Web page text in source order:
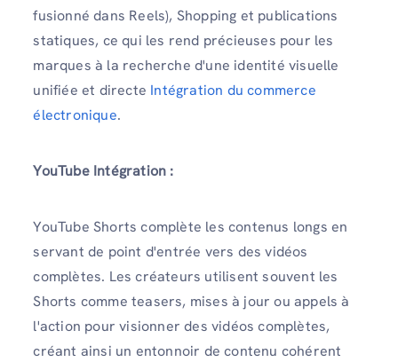
fusionné dans Reels), Shopping et publications
statiques, ce qui les rend précieuses pour les
marques à la recherche d'une identité visuelle
unifiée et directe Intégration du commerce
électronique.
YouTube Intégration :
YouTube Shorts complète les contenus longs en
servant de point d'entrée vers des vidéos
complètes. Les créateurs utilisent souvent les
Shorts comme teasers, mises à jour ou appels à
l'action pour visionner des vidéos complètes,
créant ainsi un entonnoir de contenu cohérent